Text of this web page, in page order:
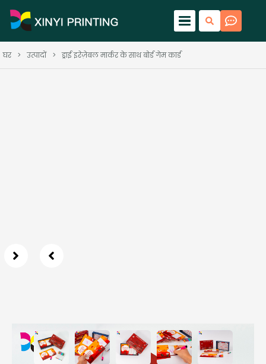
घर > उत्पादों > ड्राई इरेज़ेबल मार्कर के साथ बोर्ड गेम कार्ड